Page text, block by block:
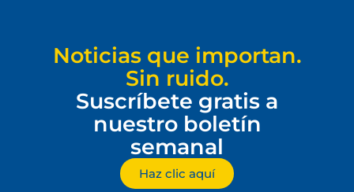
Noticias que importan.
Sin ruido.
Suscríbete gratis a
nuestro boletín
semanal
Haz clic aquí